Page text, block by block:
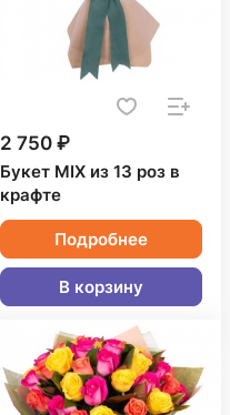
2 750 ₽
Букет MIX из 13 роз в
крафте
Подробнее
В корзину